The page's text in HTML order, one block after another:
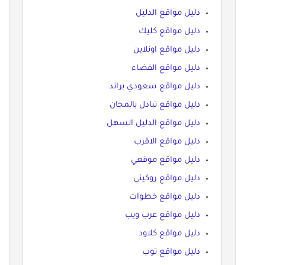
دليل مواقع الدليل
دليل مواقع كليك
دليل مواقع اونلاين
دليل مواقع الفضاء
دليل مواقع سعودي براند
دليل مواقع تبادل بالمجان
دليل مواقع الدليل السهل
دليل مواقع الاقرب
دليل مواقع موقعي
دليل مواقع روكيني
دليل مواقع خطوات
دليل مواقع عرب ويب
دليل مواقع كلاود
دليل مواقع توب